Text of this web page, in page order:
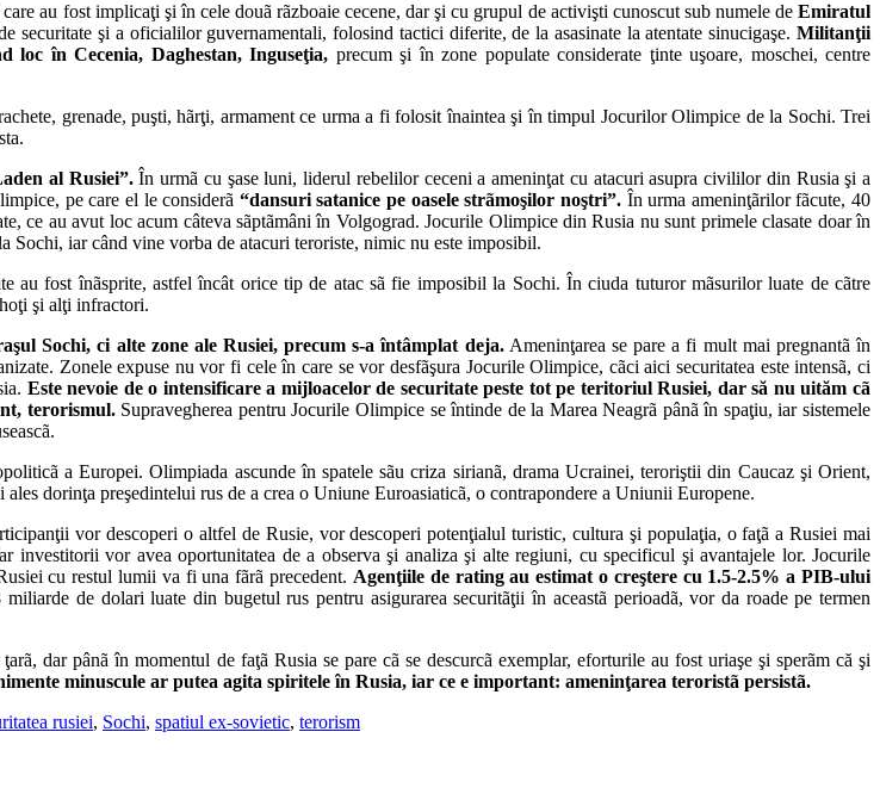
au fost implicaţi şi în cele douã rãzboaie cecene, dar şi cu grupul de activişti cunoscut sub numele de Emiratul
şi a oficialilor guvernamentali, folosind tactici diferite, de la asasinate la atentate sinucigaşe. Militanţii
loc în Cecenia, Daghestan, Inguseţia, precum şi în zone populate considerate ţinte uşoare, moschei, centre
grenade, puşti, hãrţi, armament ce urma a fi folosit înaintea şi în timpul Jocurilor Olimpice de la Sochi. Trei
al Rusiei”.În urmã cu şase luni, liderul rebelilor ceceni a ameninţat cu atacuri asupra civililor din Rusia şi a
pe care el le considerã “dansuri satanice pe oasele strãmoşilor noştri”.În urma ameninţãrilor fãcute, 40
ce au avut loc acum câteva sãptãmâni în Volgograd. Jocurile Olimpice din Rusia nu sunt primele clasate doar în
iar când vine vorba de atacuri teroriste, nimic nu este imposibil.
fost înãsprite, astfel încât orice tip de atac sã fie imposibil la Sochi. În ciuda tuturor mãsurilor luate de cãtre
şi alţi infractori.
Sochi, ci alte zone ale Rusiei, precum s-a întâmplat deja.Ameninţarea se pare a fi mult mai pregnantã în
Zonele expuse nu vor fi cele în care se vor desfãşura Jocurile Olimpice, cãci aici securitatea este intensã, ci
Este nevoie de o intensificare a mijloacelor de securitate peste tot pe teritoriul Rusiei, dar să nu uităm cã
terorismul.Supravegherea pentru Jocurile Olimpice se întinde de la Marea Neagrã pânã în spaţiu, iar sistemele
a Europei. Olimpiada ascunde în spatele sãu criza sirianã, drama Ucrainei, teroriştii din Caucaz şi Orient,
dorinţa preşedintelui rus de a crea o Uniune Euroasiaticã, o contrapondere a Uniunii Europene.
vor descoperi o altfel de Rusie, vor descoperi potenţialul turistic, cultura şi populaţia, o faţã a Rusiei mai
vor avea oportunitatea de a observa şi analiza şi alte regiuni, cu specificul şi avantajele lor. Jocurile
cu restul lumii va fi una fãrã precedent. Agenţiile de rating au estimat o creştere cu 1.5-2.5% a PIB-ului
de dolari luate din bugetul rus pentru asigurarea securitãţii în aceastã perioadã, vor da roade pe termen
dar pânã în momentul de faţã Rusia se pare cã se descurcã exemplar, eforturile au fost uriaşe şi sperãm că şi
minuscule ar putea agita spiritele în Rusia, iar ce e important: ameninţarea teroristã persistã.
rusiei, Sochi, spatiul ex-sovietic, terorism